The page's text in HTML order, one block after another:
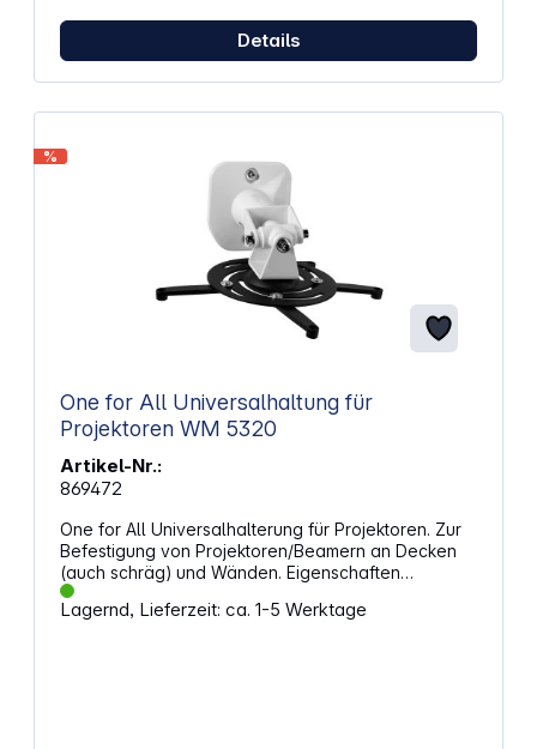
perfekt für jeden MomentOb du alleine im Bett
einen Film schaust, mit Freunden zockst oder dein
Team im Wohnzimmer anfeuerst, dieser
Standfuß passt sich jeder Situation an. Du kannst ihn
aufrecht hinstellen, seitlich drehen oder sogar zur
dein Heimkino passt sich dir an. Eigenschaften:
Projektor-Tischstandfuß ST30 Robuste Stabilität:
Gebogener 5 mm Metallarm, schwerer Standfuß aus
Vollmetall und rutschfesten Silikonpads für einen
sicheren, stabilen Stand und hohe Tragfähigkeit bis
360° rundum drehbar und per Schalter fixierbar –
für die perfekte Positionierung. Für Projektoren
BenQ GP520, TK705i, TK705STi Befestigung
Details
%
One for All Universalhaltung für
Projektoren WM 5320
Artikel-Nr.:
869472
One for All Universalhalterung für Projektoren. Zur
Befestigung von Projektoren/Beamern an Decken
(auch schräg) und Wänden. Eigenschaften
Schwenkfunktion zur Einstellung der Projektion
Drehbar: 180 Grad Neigbar 360 Grad Maximale
Lagernd, Lieferzeit: ca. 1-5 Werktage